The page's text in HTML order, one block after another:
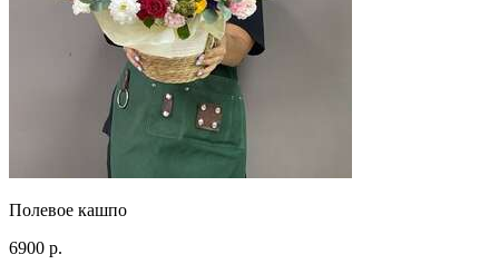
Полевое кашпо
6900 р.